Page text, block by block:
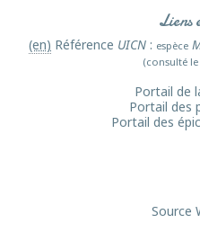
Liens
(en) Référence UICN : espèce
(consulté le
Portail de
Portail des
Portail des
Source